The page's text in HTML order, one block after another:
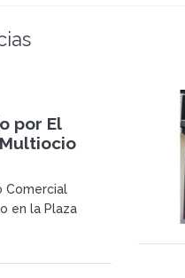
por El
Comercial
en la Plaza
a sus futuros